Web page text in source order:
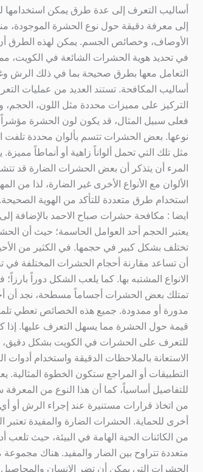
أساليب التعرف إلى عدة طرق يمكن استخدامها
إلى معرفة دقيقة حول نوع الحشرة الموجودة،
الأوصاف، وخصائص الجسم. يمكن لهذه الطرق
في تحديد هوية الحشرات الشائعة في الكويت،
التعامل معها بطرق صحيحة بما في ذلك الرش
أساليب المكافحة. تستند العديد من عمليات
التركيز على مميزات محددة مثل اللون، الحجم،
فعلى سبيل المثال، قد يكون لون الحشرة
نوعها. بعض الحشرات تتسم بألوان محددة تلفت
مثل تلك التي تحمل ألواناً زاهية أو أنماطاً
المرء أن يتذكر أن بعض الحشرات الضارة قد
الألوان مع الأنواع الأخرى غير الضارة، لذا من
استخدام طرق متعددة للتأكد من الهوية
ايضا : مكافحة حشرات صباح الاحمد بالإضافة
يعتبر الحجم أحد العوامل الحاسمة؛ حيث أن
تختلف بشكل كبير في حجمها. في الكثير من
أن تساعد مقارنة أحجام الحشرات المختلفة في
الانواع المشتبه بها. كما يلعب الشكل دوراً بارزاً؛
تمتلك بعض الحشرات أجساماً مسطحة، نجد أن
مدورة أو ممدودة. جميع هذه الخصائص تعطي
قيمة حول الحشرة مما يسهل التعرف عليها.
للتعرف على الحشرات في الكويت بشكل دقيق،
الاستعانة بالملاحظات الدقيقة واستخدام أدوات
التطبيقات أو المراجع ستكون الخطوة المثالية.
للتفاصيل أساسياً، كما أن هذا النوع من
من اتخاذ قرارات مستنيرة عند إجراء الرش أو أي
أخرى للحماية. الحشرات الضارة والمفيدة تعتبر
من الكائنات الحية الهامة في البيئة، حيث تلعب
متعددة تتراوح بين الضار والمفيد. هناك
الحشرات التي يمكن أن تضر الإنسان